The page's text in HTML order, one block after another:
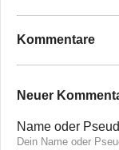
Kommentare
Neuer
Name oder
Dein Name oder